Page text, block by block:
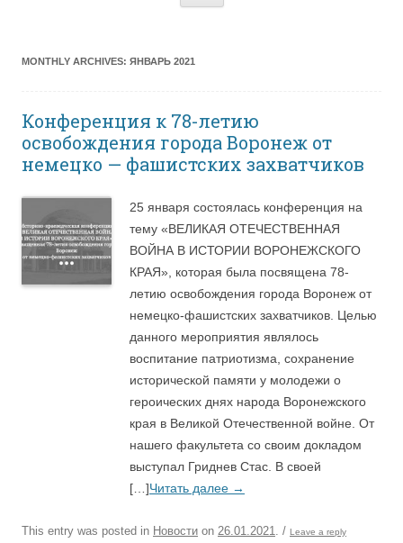
MONTHLY ARCHIVES: ЯНВАРЬ 2021
Конференция к 78-летию
освобождения города Воронеж от
немецко — фашистских захватчиков
25 января состоялась конференция на
тему «ВЕЛИКАЯ ОТЕЧЕСТВЕННАЯ
ВОЙНА В ИСТОРИИ ВОРОНЕЖСКОГО
КРАЯ», которая была посвящена 78-
летию освобождения города Воронеж от
немецко-фашистских захватчиков. Целью
данного мероприятия являлось
воспитание патриотизма, сохранение
исторической памяти у молодежи о
героических днях народа Воронежского
края в Великой Отечественной войне. От
нашего факультета со своим докладом
выступал Гриднев Стас. В своей
[…]Читать далее →
This entry was posted in Новости on 26.01.2021 / Leave a reply